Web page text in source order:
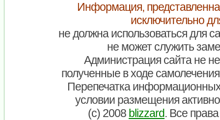
Информация,
исключительно
не должна использоваться для
не может служить
Администрация сайта не
полученные в ходе
Перепечатка
условии размещения
(c) 2008 blizzard. Все